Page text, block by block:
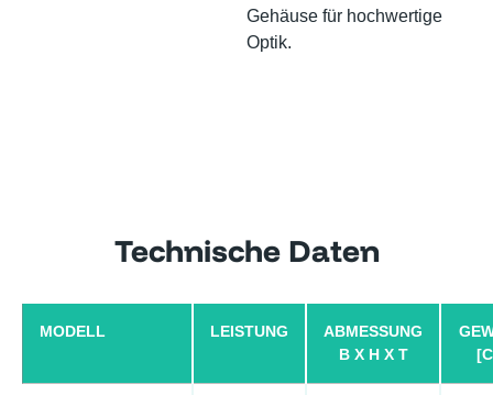
Gehäuse für hochwertige
Optik.
Technische Daten
MODELL LEISTUNG
ABMESSUNG
B X H X T